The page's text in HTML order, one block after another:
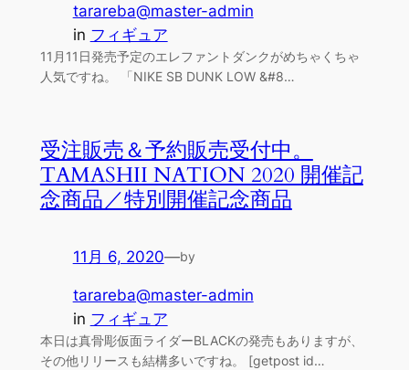
tarareba@master-admin
in フィギュア
11月11日発売予定のエレファントダンクがめちゃくちゃ
人気ですね。 「NIKE SB DUNK LOW &#8…
受注販売＆予約販売受付中。
TAMASHII NATION 2020 開催記
念商品／特別開催記念商品
11月 6, 2020—by
tarareba@master-admin
in フィギュア
本日は真骨彫仮面ライダーBLACKの発売もありますが、
その他リリースも結構多いですね。 [getpost id…